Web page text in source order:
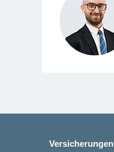
Versicherungen